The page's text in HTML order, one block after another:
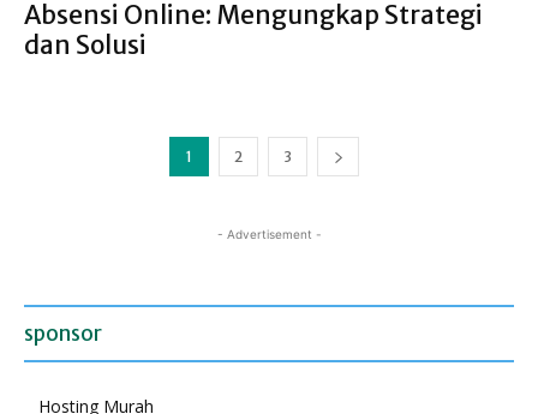
Absensi Online: Mengungkap Strategi
dan Solusi
1 2 3
- Advertisement -
sponsor
Hosting Murah